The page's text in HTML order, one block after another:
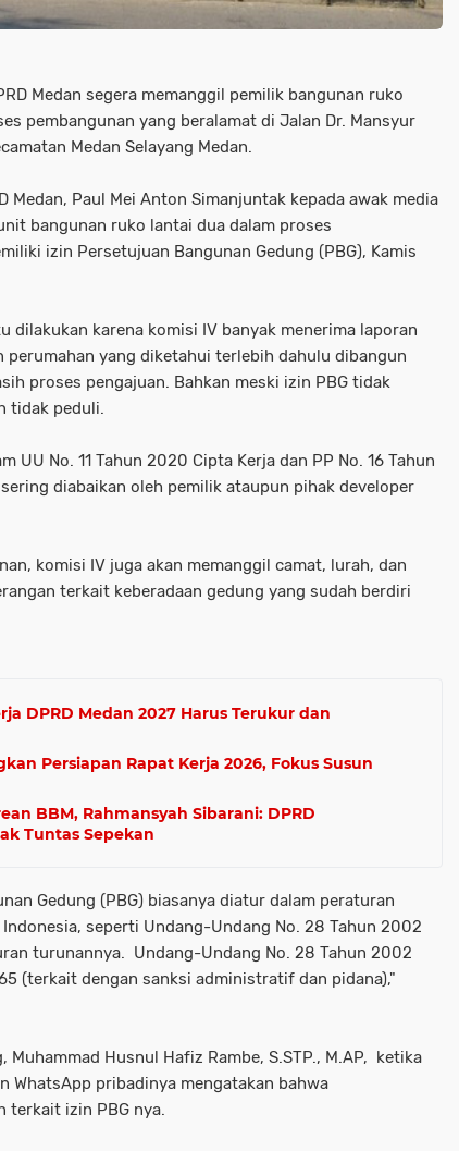
Medan segera memanggil pemilik bangunan ruko
pembangunan yang beralamat di Jalan Dr. Mansyur
Medan Selayang Medan.
Medan, Paul Mei Anton Simanjuntak kepada awak media
bangunan ruko lantai dua dalam proses
izin Persetujuan Bangunan Gedung (PBG), Kamis
dilakukan karena komisi IV banyak menerima laporan
perumahan yang diketahui terlebih dahulu dibangun
proses pengajuan. Bahkan meski izin PBG tidak
tidak peduli.
UU No. 11 Tahun 2020 Cipta Kerja dan PP No. 16 Tahun
diabaikan oleh pemilik ataupun pihak developer
komisi IV juga akan memanggil camat, lurah, dan
terkait keberadaan gedung yang sudah berdiri
DPRD Medan 2027 Harus Terukur dan
Persiapan Rapat Kerja 2026, Fokus Susun
BBM, Rahmansyah Sibarani: DPRD
Tuntas Sepekan
Gedung (PBG) biasanya diatur dalam peraturan
seperti Undang-Undang No. 28 Tahun 2002
turunannya. Undang-Undang No. 28 Tahun 2002
(terkait dengan sanksi administratif dan pidana),"
Muhammad Husnul Hafiz Rambe, S.STP., M.AP, ketika
WhatsApp pribadinya mengatakan bahwa
terkait izin PBG nya.